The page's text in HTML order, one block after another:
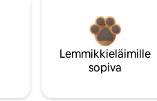
Lemmikkieläimille
sopiva